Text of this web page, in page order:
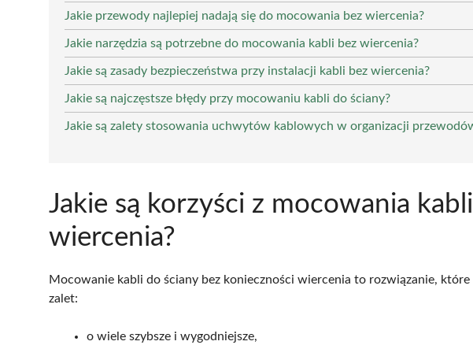
Jakie przewody najlepiej nadają się do mocowania bez wiercenia?
Jakie narzędzia są potrzebne do mocowania kabli bez wiercenia?
Jakie są zasady bezpieczeństwa przy instalacji kabli bez wiercenia?
Jakie są najczęstsze błędy przy mocowaniu kabli do ściany?
Jakie są zalety stosowania uchwytów kablowych w organizacji
Jakie są korzyści z mocowania
wiercenia?
Mocowanie kabli do ściany bez konieczności wiercenia to rozwiązanie,
zalet:
o wiele szybsze i wygodniejsze,